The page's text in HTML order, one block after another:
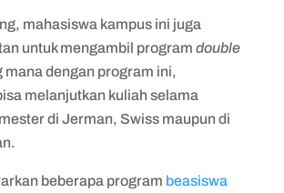
mahasiswa kampus ini juga
untuk mengambil program double
mana dengan program ini,
melanjutkan kuliah selama
di Jerman, Swiss maupun di
beberapa program beasiswa